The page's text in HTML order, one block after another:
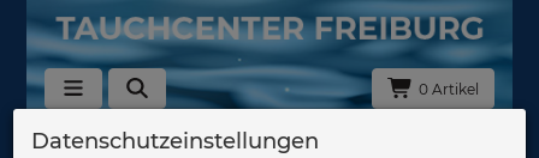
0 Artikel
Zurück
Datenschutzeinstellungen